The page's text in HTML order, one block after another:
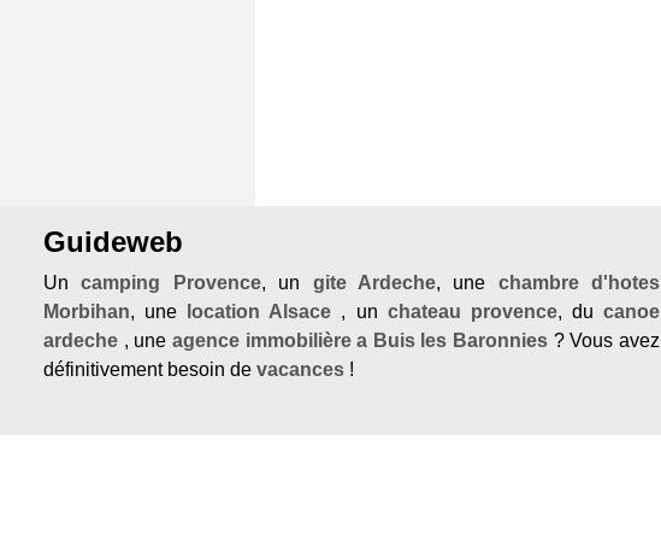
Guideweb
Uncamping Provence, un gite Ardeche, une chambre d'hotes
Morbihan, une location Alsace , un chateau provence, ducanoe
ardeche , une agence immobilière a Buis les Baronnies ? Vous avez
définitivement besoin de vacances !